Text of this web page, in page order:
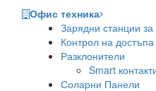
Офис техника
Зарядни станции
Контрол на достъпа
Разклонители
Smart
Соларни Панели